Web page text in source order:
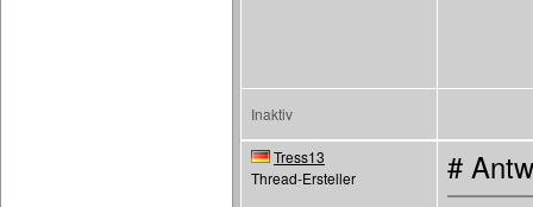
Inaktiv
Tress13
Thread-Ersteller
#